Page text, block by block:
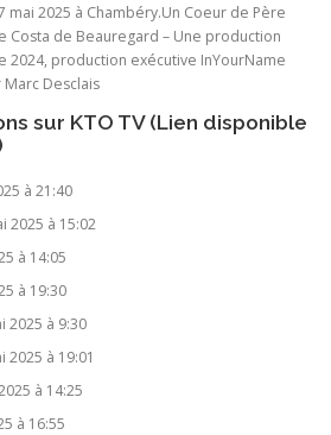
mai 2025 à Chambéry.Un Coeur de Père
Costa de Beauregard – Une production
2024, production exécutive InYourName
Desclais
sur KTO TV (Lien disponible
à 21:40
2025 à 15:02
à 14:05
à 19:30
2025 à 9:30
à 19:01
à 14:25
à 16:55